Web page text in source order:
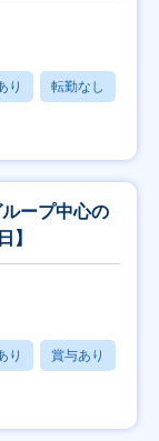
り 転勤なし
ープ中心の
】
り 賞与あり